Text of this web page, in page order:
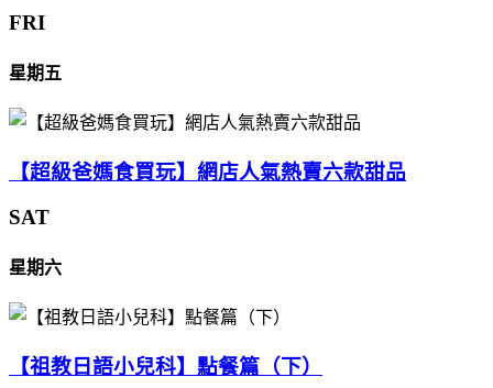
FRI
星期五
【超級爸媽食買玩】網店人氣熱賣六款甜品
SAT
星期六
【祖教日語小兒科】點餐篇（下）